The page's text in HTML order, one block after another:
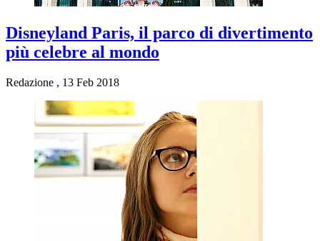
Disneyland Paris, il parco di divertimento
più celebre al mondo
Redazione , 13 Feb 2018